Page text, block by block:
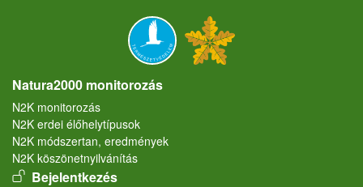
Natura2000 monitorozás
N2K monitorozás
N2K erdei élőhelytípusok
N2K módszertan, eredmények
N2K köszönetnyilvánítás
User account menu
Bejelentkezés